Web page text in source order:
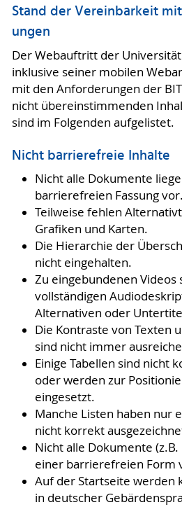
Stand der Vereinbarkeit
ungen
Der Webauftritt der
inklusive seiner mobilen
mit den Anforderungen der
nicht übereinstimmenden
sind im Folgenden aufgelistet.
Nicht barrierefreie Inhalte
Nicht alle Dokumente
barrierefreien Fassung vor.
Teilweise fehlen
Grafiken und Karten.
Die Hierarchie der
nicht eingehalten.
Zu eingebundenen
vollständigen
Alternativen oder
Die Kontraste von Texten
sind nicht immer
Einige Tabellen sind nicht
oder werden zur
eingesetzt.
Manche Listen haben nur
nicht korrekt
Nicht alle Dokumente (z.B.
einer barrierefreien Form
Auf der Startseite werden
in deutscher